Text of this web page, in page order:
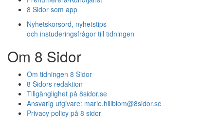
8 Sidor som app
Nyhetskorsord, nyhetstips
och instuderingsfrågor till tidningen
Om 8 Sidor
Om tidningen 8 Sidor
8 Sidors redaktion
Tillgänglighet på 8sidor.se
Ansvarig utgivare: marie.hillblom@8sidor.se
Privacy policy på 8 sidor